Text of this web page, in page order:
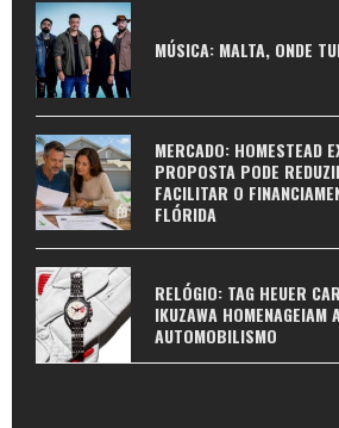
MÚSICA: MALTA, ONDE
MERCADO: HOMESTEAD
PROPOSTA PODE
FACILITAR O
FLÓRIDA
RELÓGIO: TAG HEUER
IKUZAWA HOMENAGEIAM
AUTOMOBILISMO